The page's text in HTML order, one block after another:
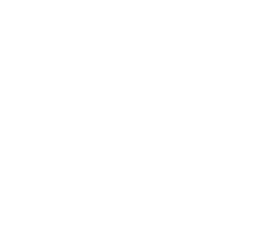
umdrehen